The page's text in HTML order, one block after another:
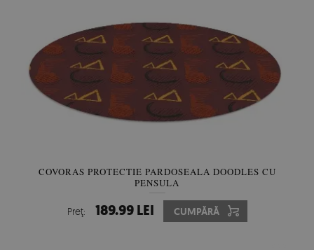
COVORAS PROTECTIE PARDOSEALA DOODLES CU
PENSULA
Preţ: 189.99 LEI CUMPĂRĂ